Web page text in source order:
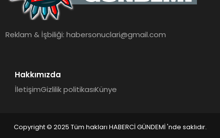
TEKNOLOJI
Reklam & İşbiliği:habersonuclari@gmail.com
Hakkımızda
İletişimGizlilik politikasıKünye
Copyright © 2025 Tüm hakları HABERCİ GÜNDEMİ 'nde saklıdır.